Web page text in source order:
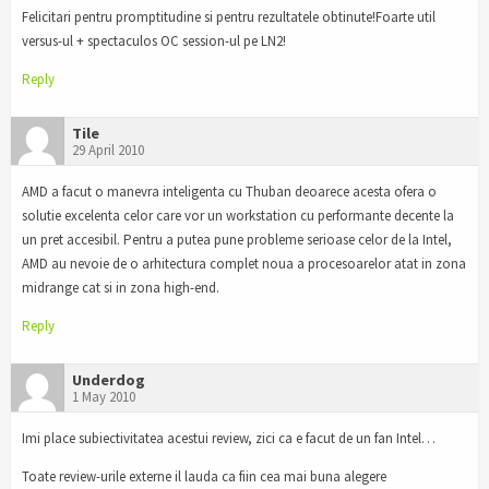
Felicitari pentru promptitudine si pentru rezultatele obtinute!Foarte util
versus-ul + spectaculos OC session-ul pe LN2!
Reply
Tile
29 April 2010
AMD a facut o manevra inteligenta cu Thuban deoarece acesta ofera o
solutie excelenta celor care vor un workstation cu performante decente la
un pret accesibil. Pentru a putea pune probleme serioase celor de la Intel,
AMD au nevoie de o arhitectura complet noua a procesoarelor atat in zona
midrange cat si in zona high-end.
Reply
Underdog
1 May 2010
Imi place subiectivitatea acestui review, zici ca e facut de un fan Intel…
Toate review-urile externe il lauda ca fiin cea mai buna alegere